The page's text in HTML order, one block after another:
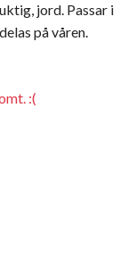
jord. Passar i
på våren.
:(